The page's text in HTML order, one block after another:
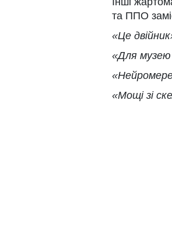
та ППО
«Це
«Для музею
«Мощі зі